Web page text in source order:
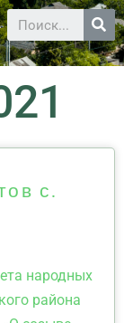
с.
народных
района